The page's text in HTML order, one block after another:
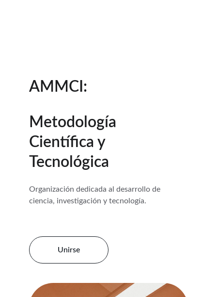
AMMCI:
Metodología
Científica y
Tecnológica
Organización dedicada al desarrollo de
ciencia, investigación y tecnología.
Unirse